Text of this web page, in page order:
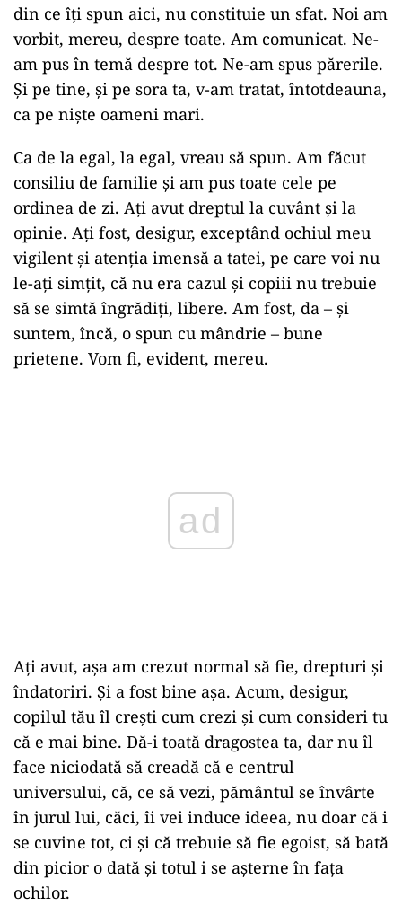
din ce îţi spun aici, nu constituie un sfat. Noi am
vorbit, mereu, despre toate. Am comunicat. Ne-
am pus în temă despre tot. Ne-am spus părerile.
Şi pe tine, şi pe sora ta, v-am tratat, întotdeauna,
ca pe nişte oameni mari.
Ca de la egal, la egal, vreau să spun. Am făcut
consiliu de familie şi am pus toate cele pe
ordinea de zi. Aţi avut dreptul la cuvânt şi la
opinie. Aţi fost, desigur, exceptând ochiul meu
vigilent şi atenţia imensă a tatei, pe care voi nu
le-aţi simţit, că nu era cazul şi copiii nu trebuie
să se simtă îngrădiţi, libere. Am fost, da – şi
suntem, încă, o spun cu mândrie – bune
prietene. Vom fi, evident, mereu.
Aţi avut, aşa am crezut normal să fie, drepturi şi
îndatoriri. Şi a fost bine aşa. Acum, desigur,
copilul tău îl creşti cum crezi şi cum consideri tu
că e mai bine. Dă-i toată dragostea ta, dar nu îl
face niciodată să creadă că e centrul
universului, că, ce să vezi, pământul se învârte
în jurul lui, căci, îi vei induce ideea, nu doar că i
se cuvine tot, ci şi că trebuie să fie egoist, să bată
din picior o dată şi totul i se aşterne în faţa
ochilor.